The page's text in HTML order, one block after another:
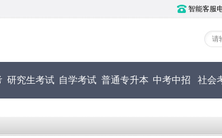
智能客服
研究生考试 自学考试 普通专升本 中考中招 社会